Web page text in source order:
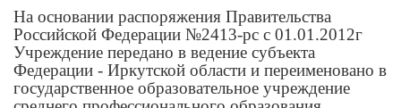
На основании распоряжения Правительства
Российской Федерации №2413-рс с 01.01.2012г
Учреждение передано в ведение субъекта
Федерации - Иркутской области и переименовано в
государственное образовательное учреждение